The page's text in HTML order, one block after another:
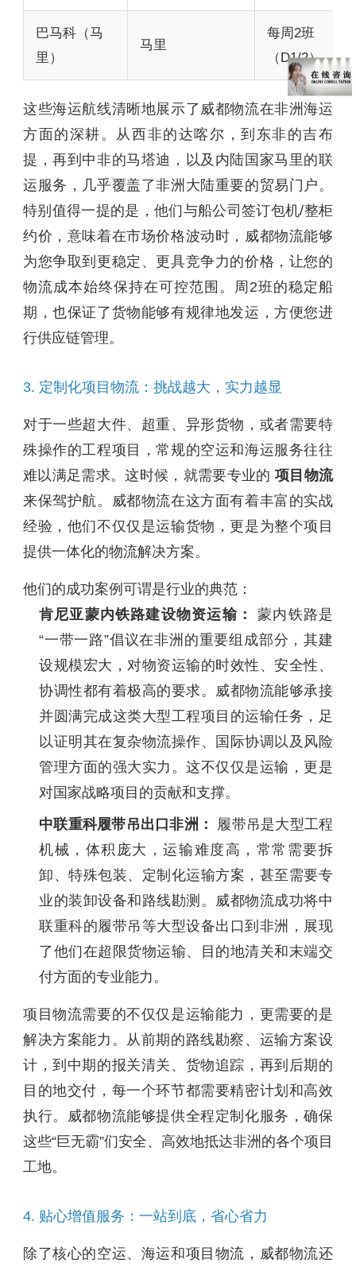
巴马科（马
里）
马里
每周2班
（D1/2）
这些海运航线清晰地展示了威都物流在非洲海运
方面的深耕。从西非的达喀尔，到东非的吉布
提，再到中非的马塔迪，以及内陆国家马里的联
运服务，几乎覆盖了非洲大陆重要的贸易门户。
特别值得一提的是，他们与船公司签订包机/整柜
约价，意味着在市场价格波动时，威都物流能够
为您争取到更稳定、更具竞争力的价格，让您的
物流成本始终保持在可控范围。周2班的稳定船
期，也保证了货物能够有规律地发运，方便您进
行供应链管理。
3. 定制化项目物流：挑战越大，实力越显
对于一些超大件、超重、异形货物，或者需要特
殊操作的工程项目，常规的空运和海运服务往往
难以满足需求。这时候，就需要专业的 项目物流
来保驾护航。威都物流在这方面有着丰富的实战
经验，他们不仅仅是运输货物，更是为整个项目
提供一体化的物流解决方案。
他们的成功案例可谓是行业的典范：
肯尼亚蒙内铁路建设物资运输：蒙内铁路是
“一带一路”倡议在非洲的重要组成部分，其建
设规模宏大，对物资运输的时效性、安全性、
协调性都有着极高的要求。威都物流能够承接
并圆满完成这类大型工程项目的运输任务，足
以证明其在复杂物流操作、国际协调以及风险
管理方面的强大实力。这不仅仅是运输，更是
对国家战略项目的贡献和支撑。
中联重科履带吊出口非洲： 履带吊是大型工程
机械，体积庞大，运输难度高，常常需要拆
卸、特殊包装、定制化运输方案，甚至需要专
业的装卸设备和路线勘测。威都物流成功将中
联重科的履带吊等大型设备出口到非洲，展现
了他们在超限货物运输、目的地清关和末端交
付方面的专业能力。
项目物流需要的不仅仅是运输能力，更需要的是
解决方案能力。从前期的路线勘察、运输方案设
计，到中期的报关清关、货物追踪，再到后期的
目的地交付，每一个环节都需要精密计划和高效
执行。威都物流能够提供全程定制化服务，确保
这些“巨无霸”们安全、高效地抵达非洲的各个项目
工地。
4. 贴心增值服务：一站到底，省心省力
除了核心的空运、海运和项目物流，威都物流还